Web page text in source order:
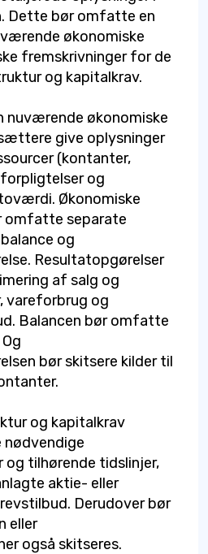
Dette bør omfatte en
økonomiske
fremskrivninger for de
og kapitalkrav.
nuværende økonomiske
give oplysninger
(kontanter,
og
Økonomiske
omfatte separate
og
Resultatopgørelser
af salg og
og
Balancen bør omfatte
bør skitsere kilder til
og kapitalkrav
og tilhørende tidslinjer,
aktie- eller
Derudover bør
eller
også skitseres.